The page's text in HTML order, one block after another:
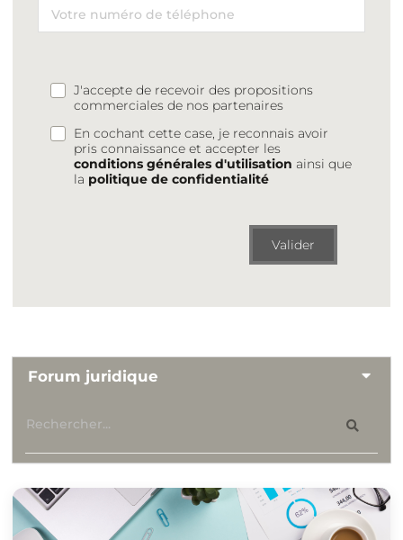
J'accepte de recevoir des propositions
commerciales de nos partenaires
En cochant cette case, je reconnais avoir
pris connaissance et accepter les
conditions générales d'utilisation ainsi que
la politique de confidentialité
Valider
Forum juridique